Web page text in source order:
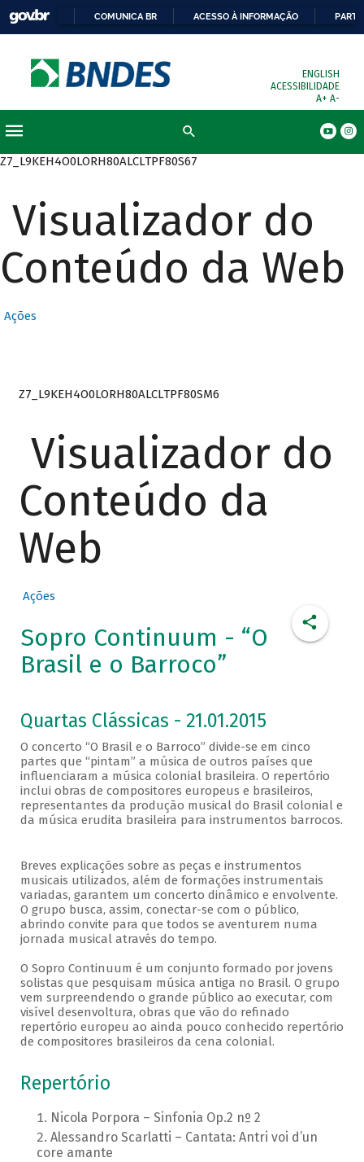
COMUNICA BR ACESSO À INFORMAÇÃO
ENGLISH
ACESSIBILIDADE
A+ A-
Z7_L9KEH4O0LORH80ALCLTPF80S67
Visualizador do
Conteúdo da Web
Ações
Z7_L9KEH4O0LORH80ALCLTPF80SM6
Visualizador do
Conteúdo da
Web
Ações
Sopro Continuum - “O
Brasil e o Barroco”
Quartas Clássicas - 21.01.2015
O concerto “O Brasil e o Barroco” divide-se em cinco
partes que “pintam” a música de outros países que
influenciaram a música colonial brasileira. O repertório
inclui obras de compositores europeus e brasileiros,
representantes da produção musical do Brasil colonial e
da música erudita brasileira para instrumentos barrocos.
Breves explicações sobre as peças e instrumentos
musicais utilizados, além de formações instrumentais
variadas, garantem um concerto dinâmico e envolvente.
O grupo busca, assim, conectar-se com o público,
abrindo convite para que todos se aventurem numa
jornada musical através do tempo.
O Sopro Continuum é um conjunto formado por jovens
solistas que pesquisam música antiga no Brasil. O grupo
vem surpreendendo o grande público ao executar, com
visível desenvoltura, obras que vão do refinado
repertório europeu ao ainda pouco conhecido repertório
de compositores brasileiros da cena colonial.
Repertório
Nicola Porpora – Sinfonia Op.2 nº 2
Alessandro Scarlatti – Cantata: Antri voi d’un
core amante